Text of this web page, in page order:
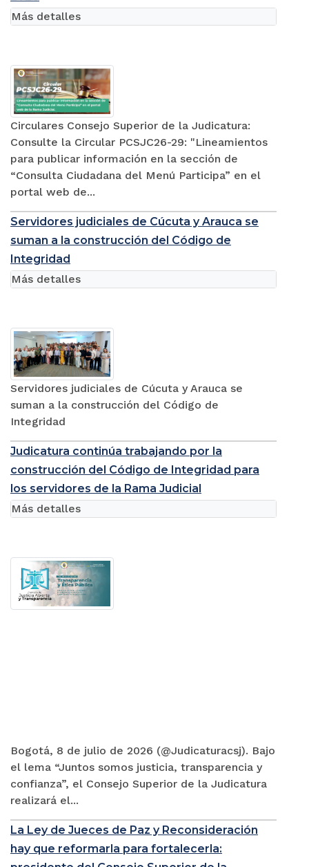
Circulares Consejo Superior de la Judicatura:
Consulte la Circular PCSJC26-29: "Lineamientos
para publicar información en la sección de
“Consulta Ciudadana del Menú Participa” en el
portal web de...
Más detalles
Servidores judiciales de Cúcuta y Arauca se
suman a la construcción del Código de
Integridad
Servidores judiciales de Cúcuta y Arauca se
suman a la construcción del Código de
Integridad
Más detalles
Judicatura continúa trabajando por la
construcción del Código de Integridad para
los servidores de la Rama Judicial
Bogotá, 8 de julio de 2026 (@Judicaturacsj). Bajo
el lema “Juntos somos justicia, transparencia y
confianza”, el Consejo Superior de la Judicatura
realizará el...
Más detalles
La Ley de Jueces de Paz y Reconsideración
hay que reformarla para fortalecerla: